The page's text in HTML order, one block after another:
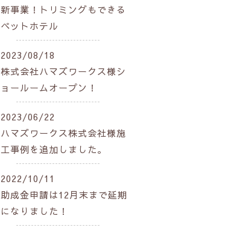
新事業！トリミングもできる
ペットホテル
2023/08/18
株式会社ハマズワークス様シ
ョールームオープン！
2023/06/22
ハマズワークス株式会社様施
工事例を追加しました。
2022/10/11
助成金申請は12月末まで延期
になりました！